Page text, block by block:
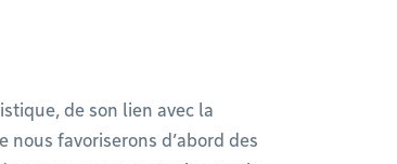
de son lien avec la
favoriserons d’abord des